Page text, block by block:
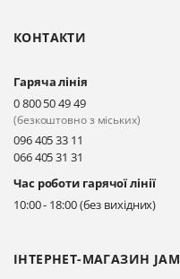
ІНТЕРНЕТ-МАГАЗИН JAM
КОНТАКТИ
Гаряча лінія
0 800 50 49 49
(безкоштовно з міських)
096 405 33 11
066 405 31 31
Час роботи гарячої лінії
10:00 - 18:00 (без вихідних)